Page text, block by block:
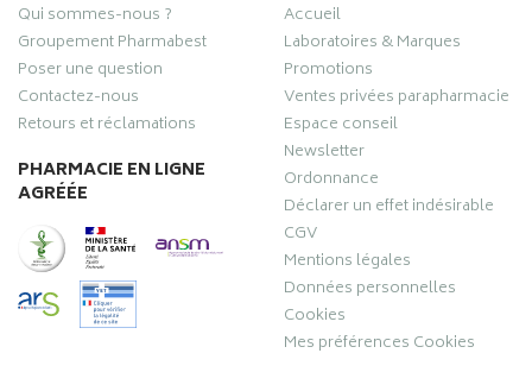
Qui sommes-nous ?
Groupement Pharmabest
Poser une question
Contactez-nous
Retours et réclamations
PHARMACIE EN LIGNE
AGRÉÉE
Accueil
Laboratoires & Marques
Promotions
Ventes privées parapharmacie
Espace conseil
Newsletter
Ordonnance
Déclarer un effet indésirable
CGV
Mentions légales
Données personnelles
Cookies
Mes préférences Cookies